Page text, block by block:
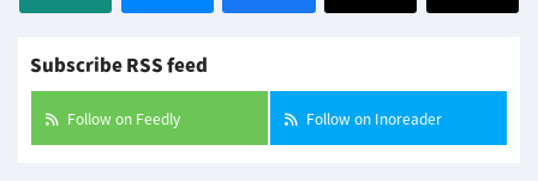
Subscribe RSS feed
Follow on Feedly Follow on Inoreader